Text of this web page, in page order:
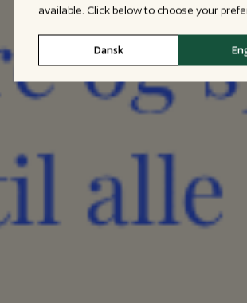
available. Click below to choose your
Dansk